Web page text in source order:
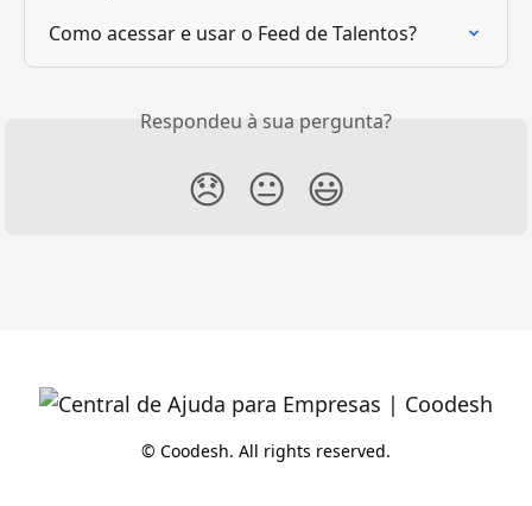
Como acessar e usar o Feed de Talentos?
Respondeu à sua pergunta?
😞 😐 😃
© Coodesh. All rights reserved.